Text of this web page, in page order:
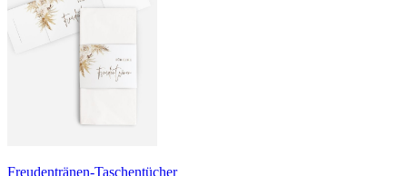
Freudentränen-Taschentücher